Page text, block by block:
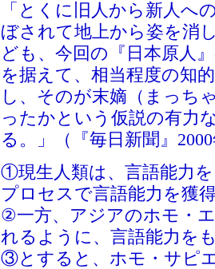
「とくに旧人から新人へ
ぼされて地上から姿を消
ども、今回の『日本原人
を据えて、相当程度の知
し、そのが末嫡（まっち
ったかという仮説の有力
る。」（『毎日新聞』
①現生人類は、言語能力
プロセスで言語能力を獲
②一方、アジアのホモ・
れるように、言語能力を
③とすると、ホモ・サピ